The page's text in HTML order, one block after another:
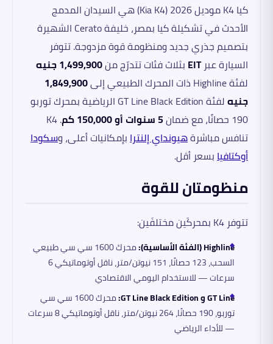
كيا K4 موديل 2026 (Kia K4) هي السيدان المدمج
الأحدث في تشكيلة كيا بمصر، خليفة Cerato الشهيرة
بتصميم جذري جديد ومنظومة قوة مزدوجة. تتوفر
السيارة عبرEIT بثلاث فئات تتدرّج من1,499,900 جنيه
لفئة Highline ذات المحرك الطبيعي إلى
1,849,900
جنيه
لفئة GT Line Black Edition الرياضية بمحرك توربو
190 حصانًا، مع ضمان
5 سنوات أو 150,000 كم
. K4
تنافس مباشرةهيونداي إلنترابإمكانيات أعلى، وسكودا
أوكتافيابسعر أقل.
منظومتان للقوة
تتوفر K4 بمحركَين مختلفَين:
Highline (الفئة الأساسية):
محرك 1600 سي سي طبيعي
السحب، 123 حصانًا، 151 نيوتن/متر، ناقل أوتوماتيكي 6
سرعات — للاستخدام اليومي الاقتصادي
GT Line و GT Line Black Edition:
محرك 1600 سي سي
توربو، 190 حصانًا، 264 نيوتن/متر، ناقل أوتوماتيكي 8 سرعات
— للأداء الرياضي